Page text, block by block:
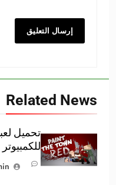
Related News